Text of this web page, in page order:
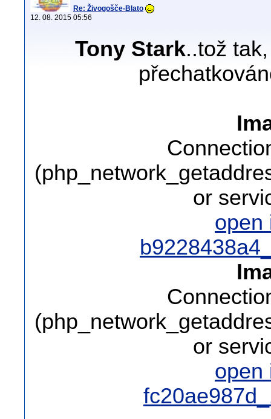
Re: Živogošče-Blato
12. 08. 2015 05:56
Tony Stark..tož
or
open
or
open